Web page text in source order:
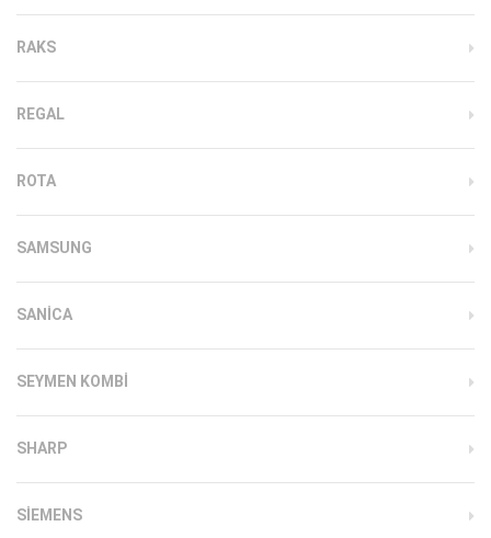
RAKS
REGAL
ROTA
SAMSUNG
SANICA
SEYMEN KOMBI
SHARP
SIEMENS